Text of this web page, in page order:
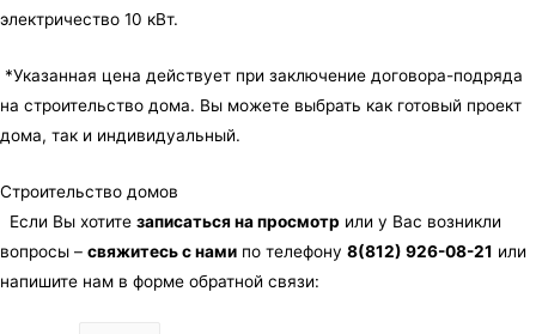
электричество 10 кВт.
*Указанная цена действует при заключение договора-подряда
на строительство дома. Вы можете выбрать как готовый проект
дома, так и индивидуальный.
Строительство домов
Если Вы хотите записаться на просмотр или у Вас возникли
вопросы – свяжитесь с нами по телефону 8(812) 926-08-21 или
напишите нам в форме обратной связи: